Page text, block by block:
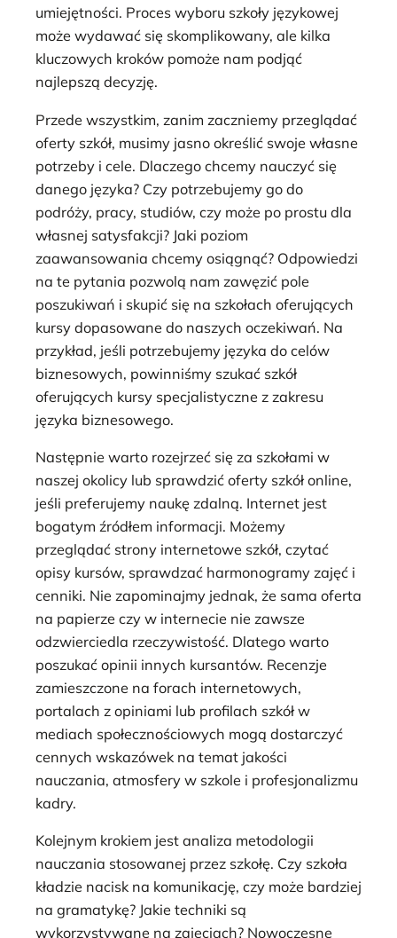
umiejętności. Proces wyboru szkoły językowej
może wydawać się skomplikowany, ale kilka
kluczowych kroków pomoże nam podjąć
najlepszą decyzję.
Przede wszystkim, zanim zaczniemy przeglądać
oferty szkół, musimy jasno określić swoje własne
potrzeby i cele. Dlaczego chcemy nauczyć się
danego języka? Czy potrzebujemy go do
podróży, pracy, studiów, czy może po prostu dla
własnej satysfakcji? Jaki poziom
zaawansowania chcemy osiągnąć? Odpowiedzi
na te pytania pozwolą nam zawęzić pole
poszukiwań i skupić się na szkołach oferujących
kursy dopasowane do naszych oczekiwań. Na
przykład, jeśli potrzebujemy języka do celów
biznesowych, powinniśmy szukać szkół
oferujących kursy specjalistyczne z zakresu
języka biznesowego.
Następnie warto rozejrzeć się za szkołami w
naszej okolicy lub sprawdzić oferty szkół online,
jeśli preferujemy naukę zdalną. Internet jest
bogatym źródłem informacji. Możemy
przeglądać strony internetowe szkół, czytać
opisy kursów, sprawdzać harmonogramy zajęć i
cenniki. Nie zapominajmy jednak, że sama oferta
na papierze czy w internecie nie zawsze
odzwierciedla rzeczywistość. Dlatego warto
poszukać opinii innych kursantów. Recenzje
zamieszczone na forach internetowych,
portalach z opiniami lub profilach szkół w
mediach społecznościowych mogą dostarczyć
cennych wskazówek na temat jakości
nauczania, atmosfery w szkole i profesjonalizmu
kadry.
Kolejnym krokiem jest analiza metodologii
nauczania stosowanej przez szkołę. Czy szkoła
kładzie nacisk na komunikację, czy może bardziej
na gramatykę? Jakie techniki są
wykorzystywane na zajęciach? Nowoczesne